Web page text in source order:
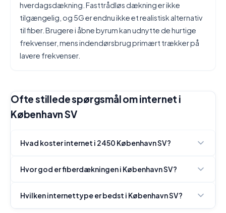
hverdagsdækning. Fasttrådløs dækning er ikke
tilgængelig, og 5G er endnu ikke et realistisk alternativ
til fiber. Brugere i åbne byrum kan udnytte de hurtige
frekvenser, mens indendørsbrug primært trækker på
lavere frekvenser.
Ofte stillede spørgsmål om internet i
København SV
Hvad koster internet i 2450 København SV?
Hvor god er fiberdækningen i København SV?
Hvilken internettype er bedst i København SV?